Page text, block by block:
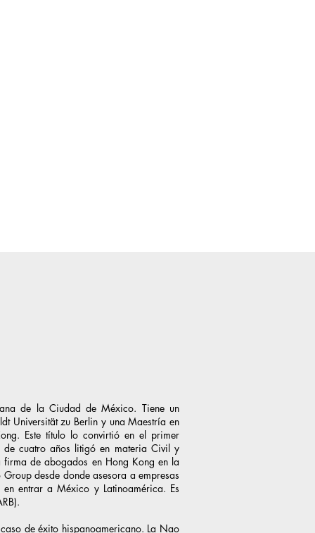
de la Ciudad de México. Tiene un
Universität zu Berlin y una Maestría en
Este título lo convirtió en el primer
cuatro años litigó en materia Civil y
de abogados en Hong Kong en la
desde donde asesora a empresas
entrar a México y Latinoamérica. Es
de éxito hispanoamericano. La Nao